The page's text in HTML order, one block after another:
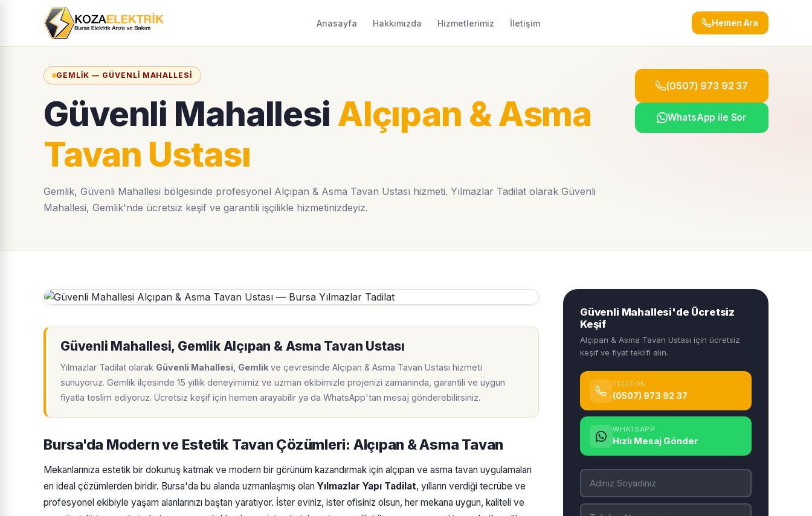
Anasayfa Hakkımızda Hizmetlerimiz İletişim Hemen Ara
GEMLIK — GÜVENLI MAHALLESI
Güvenli Mahallesi Alçıpan & Asma
Tavan Ustası
Gemlik, Güvenli Mahallesi bölgesinde profesyonel Alçıpan & Asma Tavan Ustası hizmeti. Yılmazlar Tadilat olarak Güvenli
Mahallesi, Gemlik'nde ücretsiz keşif ve garantili işçilikle hizmetinizdeyiz.
(0507) 973 92 37
WhatsApp ile Sor
Güvenli Mahallesi, Gemlik Alçıpan & Asma Tavan Ustası
Yılmazlar Tadilat olarak Güvenli Mahallesi, Gemlik ve çevresinde Alçıpan & Asma Tavan Ustası hizmeti
sunuyoruz. Gemlik ilçesinde 15 yıllık deneyimimiz ve uzman ekibimizle projenizi zamanında, garantili ve uygun
fiyatla teslim ediyoruz. Ücretsiz keşif için hemen arayabilir ya da WhatsApp'tan mesaj gönderebilirsiniz.
Bursa'da Modern ve Estetik Tavan Çözümleri: Alçıpan & Asma Tavan
Mekanlarınıza estetik bir dokunuş katmak ve modern bir görünüm kazandırmak için alçıpan ve asma tavan uygulamaları
en ideal çözümlerden biridir. Bursa'da bu alanda uzmanlaşmış olan Yılmazlar Yapı Tadilat, yılların verdiği tecrübe ve
profesyonel ekibiyle yaşam alanlarınızı baştan yaratıyor. İster eviniz, ister ofisiniz olsun, her mekana uygun, kaliteli ve
Güvenli Mahallesi'de Ücretsiz
Keşif
Alçıpan & Asma Tavan Ustası için ücretsiz
keşif ve fiyat teklifi alın.
TELEFON
(0507) 973 92 37
WHATSAPP
Hızlı Mesaj Gönder